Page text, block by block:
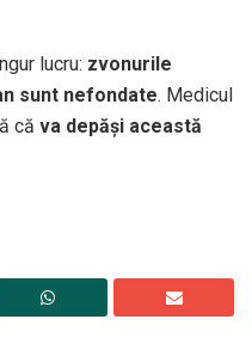
lucru: zvonurile
sunt nefondate. Medicul
că va depăși această